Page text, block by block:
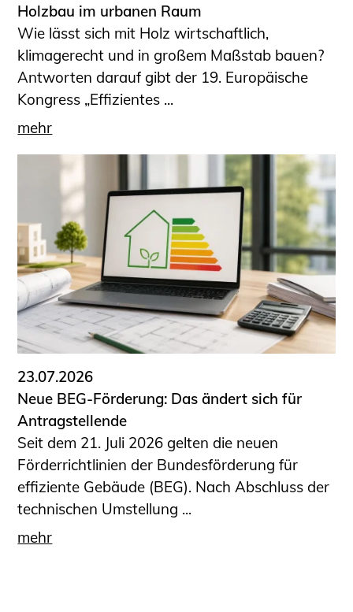
Holzbau im urbanen Raum
Wie lässt sich mit Holz wirtschaftlich,
klimagerecht und in großem Maßstab bauen?
Antworten darauf gibt der 19. Europäische
Kongress „Effizientes ...
mehr
23.07.2026
Neue BEG-Förderung: Das ändert sich für
Antragstellende
Seit dem 21. Juli 2026 gelten die neuen
Förderrichtlinien der Bundesförderung für
effiziente Gebäude (BEG). Nach Abschluss der
technischen Umstellung ...
mehr